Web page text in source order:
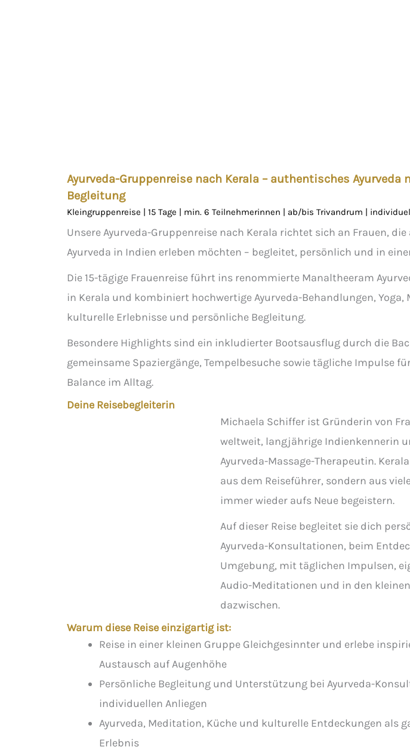
Ayurveda-Gruppenreise nach Kerala – authentisches
Begleitung
Kleingruppenreise | 15 Tage | min. 6 Teilnehmerinnen | ab/bis Trivandrum |
Unsere Ayurveda-Gruppenreise nach Kerala richtet sich an Frauen,
Ayurveda in Indien erleben möchten – begleitet, persönlich und in
Die 15-tägige Frauenreise führt ins renommierte Manaltheeram
in Kerala und kombiniert hochwertige Ayurveda-Behandlungen, Yoga,
kulturelle Erlebnisse und persönliche Begleitung.
Besondere Highlights sind ein inkludierter Bootsausflug durch die
gemeinsame Spaziergänge, Tempelbesuche sowie tägliche Impulse
Balance im Alltag.
Deine Reisebegleiterin
Michaela Schiffer ist Gründerin von
weltweit, langjährige Indienkennerin
Ayurveda-Massage-Therapeutin.
aus dem Reiseführer, sondern aus
immer wieder aufs Neue begeistern.
Auf dieser Reise begleitet sie dich
Ayurveda-Konsultationen, beim
Umgebung, mit täglichen Impulsen,
Audio-Meditationen und in den
dazwischen.
Warum diese Reise einzigartig ist:
Reise in einer kleinen Gruppe Gleichgesinnter und erlebe
Austausch auf Augenhöhe
Persönliche Begleitung und Unterstützung bei Ayurveda-
individuellen Anliegen
Ayurveda, Meditation, Küche und kulturelle Entdeckungen als
Erlebnis